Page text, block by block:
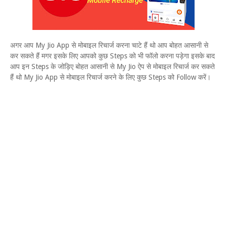
अगर आप My Jio App से मोबाइल रिचार्ज करना चाटे हैं थो आप बोहत आसानी से
कर सकते हैं मगर इसके लिए आपको कुछ Steps को भी फॉलो करना पड़ेगा इसके बाद
आप इन Steps के जोड़िए बोहत आसानी से My Jio ऐप से मोबाइल रिचार्ज कर सकते
हैं थो My Jio App से मोबाइल रिचार्ज करने के लिए कुछ Steps को Follow करें।